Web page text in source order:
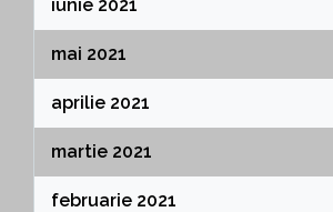
iunie 2021
mai 2021
aprilie 2021
martie 2021
februarie 2021